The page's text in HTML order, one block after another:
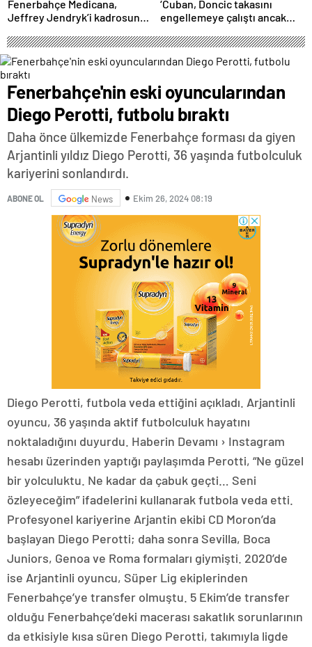
Fenerbahçe Medicana,
Jeffrey Jendryk’i kadrosuna
‘Cuban, Doncic takasını
engellemeye çalıştı ancak
Haberleri
Fenerbahçe'nin eski oyuncularından
Diego Perotti, futbolu bıraktı
Daha önce ülkemizde Fenerbahçe forması da giyen
Arjantinli yıldız Diego Perotti, 36 yaşında futbolculuk
kariyerini sonlandırdı.
ABONE OL News Ekim 26, 2024 08:19
Diego Perotti, futbola veda ettiğini açıkladı. Arjantinli
oyuncu, 36 yaşında aktif futbolculuk hayatını
noktaladığını duyurdu. Haberin Devamı › Instagram
hesabı üzerinden yaptığı paylaşımda Perotti, “Ne güzel
bir yolculuktu. Ne kadar da çabuk geçti… Seni
özleyeceğim” ifadelerini kullanarak futbola veda etti.
Profesyonel kariyerine Arjantin ekibi CD Moron’da
başlayan Diego Perotti; daha sonra Sevilla, Boca
Juniors, Genoa ve Roma formaları giymişti. 2020’de
ise Arjantinli oyuncu, Süper Lig ekiplerinden
Fenerbahçe’ye transfer olmuştu. 5 Ekim’de transfer
olduğu Fenerbahçe’deki macerası sakatlık sorunlarının
da etkisiyle kısa süren Diego Perotti, takımıyla ligde